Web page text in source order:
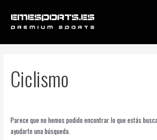
contenido
Ciclismo
Parece que no hemos podido encontrar lo que estás
ayudarte una búsqueda.
por: